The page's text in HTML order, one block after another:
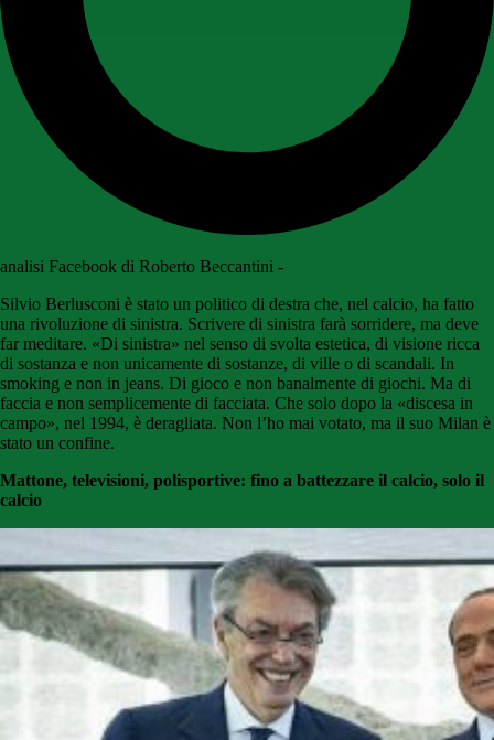
analisi Facebook di Roberto Beccantini -
Silvio Berlusconi è stato un politico di destra che, nel calcio, ha fatto
una rivoluzione di sinistra. Scrivere di sinistra farà sorridere, ma deve
far meditare. «Di sinistra» nel senso di svolta estetica, di visione ricca
di sostanza e non unicamente di sostanze, di ville o di scandali. In
smoking e non in jeans. Di gioco e non banalmente di giochi. Ma di
faccia e non semplicemente di facciata. Che solo dopo la «discesa in
campo», nel 1994, è deragliata. Non l’ho mai votato, ma il suo Milan è
stato un confine.
Mattone, televisioni, polisportive: fino a battezzare il calcio, solo il
calcio